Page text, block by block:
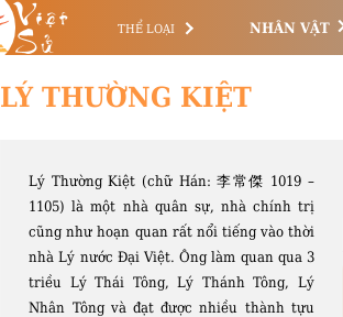
Việt
Sử THỂ LOẠI NHÂN VẬT
LÝ THƯỜNG KIỆT
Lý Thường Kiệt (chữ Hán: 李常傑 1019 –
1105) là một nhà quân sự, nhà chính trị
cũng như hoạn quan rất nổi tiếng vào thời
nhà Lý nước Đại Việt. Ông làm quan qua 3
triều Lý Thái Tông, Lý Thánh Tông, Lý
Nhân Tông và đạt được nhiều thành tựu